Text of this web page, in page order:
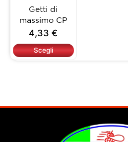
Getti di
massimo CP
4,33€
Scegli
opzioni
possono
scelte
nella
pagina